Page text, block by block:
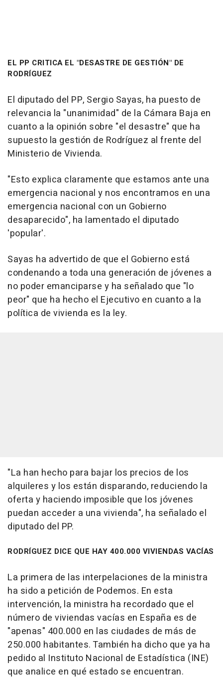
EL PP CRITICA EL "DESASTRE DE GESTIÓN" DE
RODRÍGUEZ
El diputado del PP, Sergio Sayas, ha puesto de
relevancia la "unanimidad" de la Cámara Baja en
cuanto a la opinión sobre "el desastre" que ha
supuesto la gestión de Rodríguez al frente del
Ministerio de Vivienda.
"Esto explica claramente que estamos ante una
emergencia nacional y nos encontramos en una
emergencia nacional con un Gobierno
desaparecido", ha lamentado el diputado
'popular'.
Sayas ha advertido de que el Gobierno está
condenando a toda una generación de jóvenes a
no poder emanciparse y ha señalado que "lo
peor" que ha hecho el Ejecutivo en cuanto a la
política de vivienda es la ley.
"La han hecho para bajar los precios de los
alquileres y los están disparando, reduciendo la
oferta y haciendo imposible que los jóvenes
puedan acceder a una vivienda", ha señalado el
diputado del PP.
RODRÍGUEZ DICE QUE HAY 400.000 VIVIENDAS VACÍAS
La primera de las interpelaciones de la ministra
ha sido a petición de Podemos. En esta
intervención, la ministra ha recordado que el
número de viviendas vacías en España es de
"apenas" 400.000 en las ciudades de más de
250.000 habitantes. También ha dicho que ya ha
pedido al Instituto Nacional de Estadística (INE)
que analice en qué estado se encuentran.